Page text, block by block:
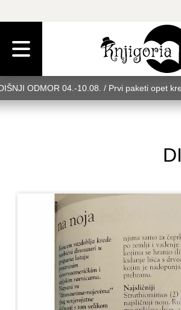
ODMOR 04.-10.08. / Prvi paketi opet
ODMOR 04.-10.08. / Prvi
utorak........GODIŠNJI ODMOR 04.-10.08. /